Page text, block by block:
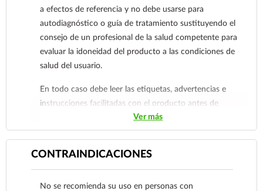
a efectos de referencia y no debe usarse para
autodiagnóstico o guía de tratamiento sustituyendo el
consejo de un profesional de la salud competente para
evaluar la idoneidad del producto a las condiciones de
salud del usuario.
En todo caso debe leer las etiquetas, advertencias e
instrucciones facilitadas con el producto antes de
consumirlo. Contacte a su médico de inmediato si
sospecha que tiene un problema de salud.
Ver más
CONTRAINDICACIONES
No se recomienda su uso en personas con